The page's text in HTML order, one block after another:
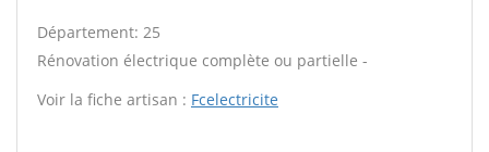
Département: 25
Rénovation électrique complète ou partielle -
Voir la fiche artisan : Fcelectricite